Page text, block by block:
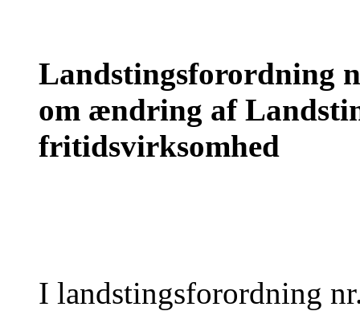
Landstingsforordning
om ændring af
fritidsvirksomhed
I landstingsforordning